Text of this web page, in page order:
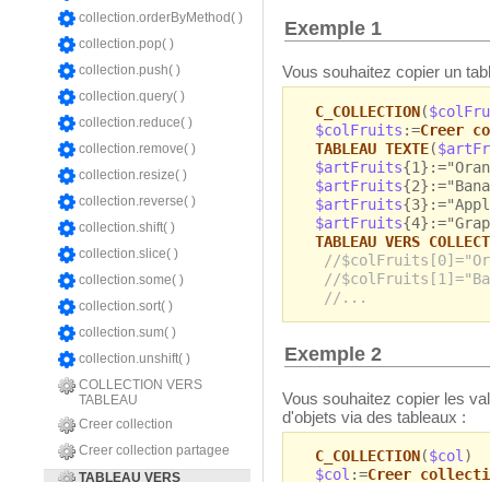
collection.orderByMethod( )
collection.pop( )
collection.push( )
collection.query( )
collection.reduce( )
collection.remove( )
collection.resize( )
collection.reverse( )
collection.shift( )
collection.slice( )
collection.some( )
collection.sort( )
collection.sum( )
collection.unshift( )
COLLECTION VERS
TABLEAU
Creer collection
Creer collection partagee
TABLEAU VERS
Exemple 1
Vous souhaitez copier un
C_COLLECTION(
$colFruits :=Creer
TABLEAU TEXTE(
$artFruits
$artFruits
$artFruits
$artFruits
TABLEAU VERS
//
//
//...
Exemple 2
Vous souhaitez copier les
d'objets via des tableaux :
C_COLLECTION($col)
$col :=Creer